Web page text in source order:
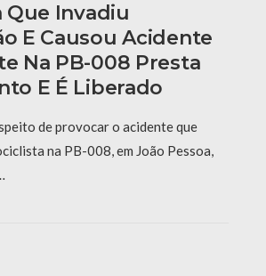
Invadiu
E Causou Acidente
Na PB-008 Presta
E É Liberado
de provocar o acidente que
na PB-008, em João Pessoa,